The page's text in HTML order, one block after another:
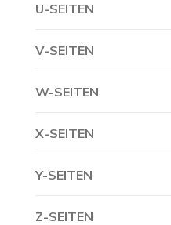
U-SEITEN
V-SEITEN
W-SEITEN
X-SEITEN
Y-SEITEN
Z-SEITEN